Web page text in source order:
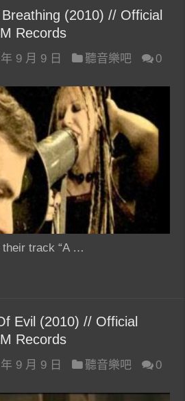
(2010) // Official
Records
9 月 9 日 聽音樂吧
0
their track “A …
Evil (2010) // Official
Records
9 月 9 日 聽音樂吧
0